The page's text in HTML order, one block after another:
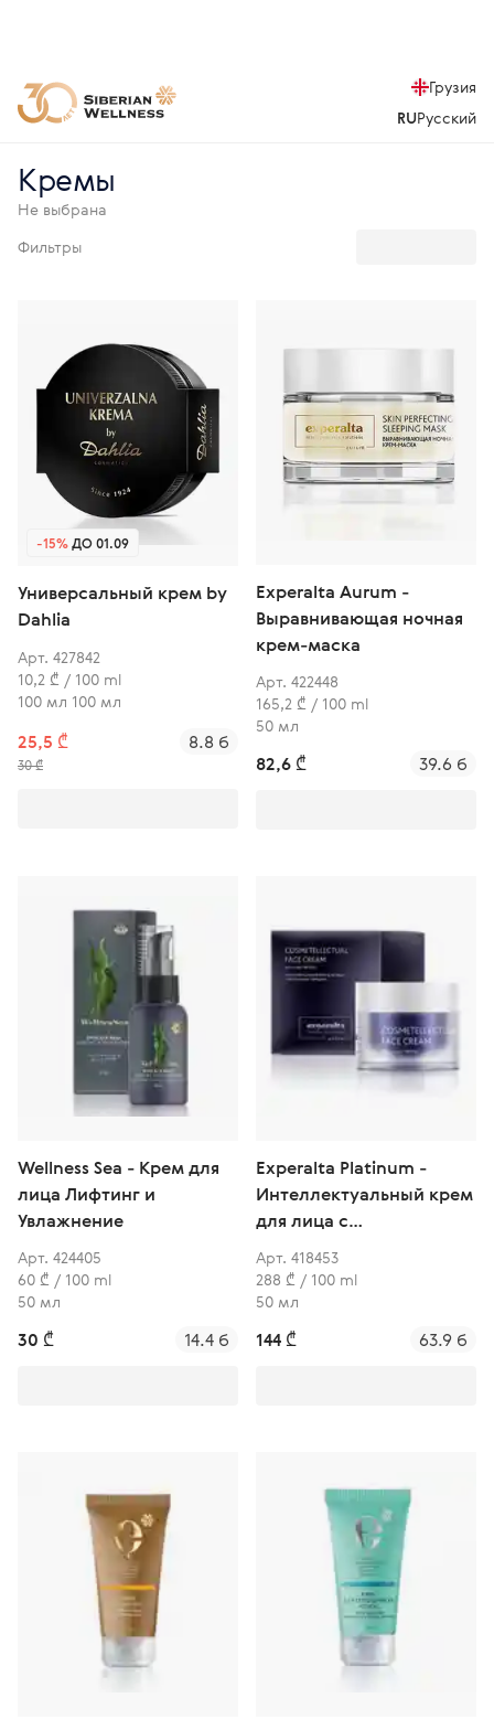
Грузия
RUРусский
Кремы
Не выбрана
Фильтры
-15%ДО 01.09
Универсальный крем by
Dahlia
Арт. 427842
10,2 ₾ / 100 ml
100 мл 100 мл
25,5 ₾
30 ₾
8.8 б
Experalta Aurum -
Выравнивающая ночная
крем-маска
Арт. 422448
165,2 ₾ / 100 ml
50 мл
82,6 ₾ 39.6 б
Wellness Sea - Крем для
лица Лифтинг и
Увлажнение
Арт. 424405
60 ₾ / 100 ml
50 мл
30 ₾ 14.4 б
Experalta Platinum -
Интеллектуальный крем
для лица с
растительными
пептидами
Арт. 418453
288 ₾ / 100 ml
50 мл
144 ₾ 63.9 б